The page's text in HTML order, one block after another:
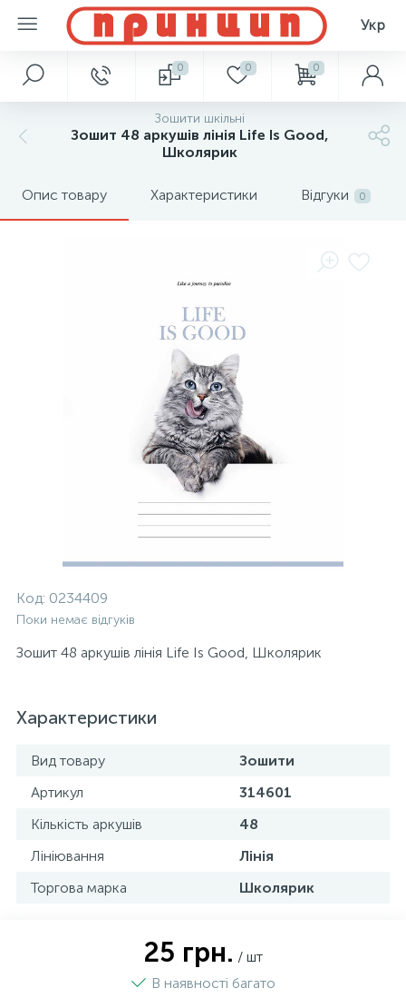
Укр
0 0 0
Зошити шкільні
Зошит 48 аркушів лінія Life Is Good,
Школярик
Опис товару Характеристики Відгуки 0
Код: 0234409
Поки немає відгуків
Зошит 48 аркушів лінія Life Is Good, Школярик
Характеристики
Вид товару
Зошити
Артикул
314601
Кількість аркушів
48
Лініювання
Лінія
Торгова марка
Школярик
25 грн. / шт
В наявності багато